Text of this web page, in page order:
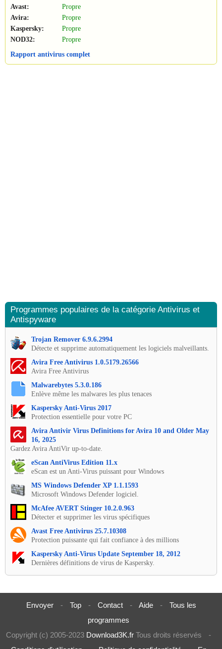
Avast:
Propre
Avira:
Propre
Kaspersky:
Propre
NOD32:
Propre
Rapport antivirus complet
Programmes populaires de la catégorie Antivirus et
Antispyware
Trojan Remover 6.9.6.2994
Détecte et supprime automatiquement les logiciels malveillants.
Avira Free Antivirus 1.0.5179.26566
Avira Free Antivirus
Malwarebytes 5.3.0.186
Enlève même les malwares les plus tenaces
Kaspersky Anti-Virus 2017
Protection essentielle pour votre PC
Avira Antivir Virus Definitions for Avira 10 and Older May
16, 2025
Gardez Avira AntiVir up-to-date.
eScan AntiVirus Edition 11.x
eScan est un Anti-Virus puissant pour Windows
MS Windows Defender XP 1.1.1593
Microsoft Windows Defender logiciel.
McAfee AVERT Stinger 10.2.0.963
Détecter et supprimer les virus spécifiques
Avast Free Antivirus 25.7.10308
Protection puissante qui fait confiance à des millions
Kaspersky Anti-Virus Update September 18, 2012
Dernières définitions de virus de Kaspersky.
Envoyer - Top - Contact - Aide -
Tous les
programmes
Copyright (c) 2005-2023 Download3K.fr Tous droits réservés
-